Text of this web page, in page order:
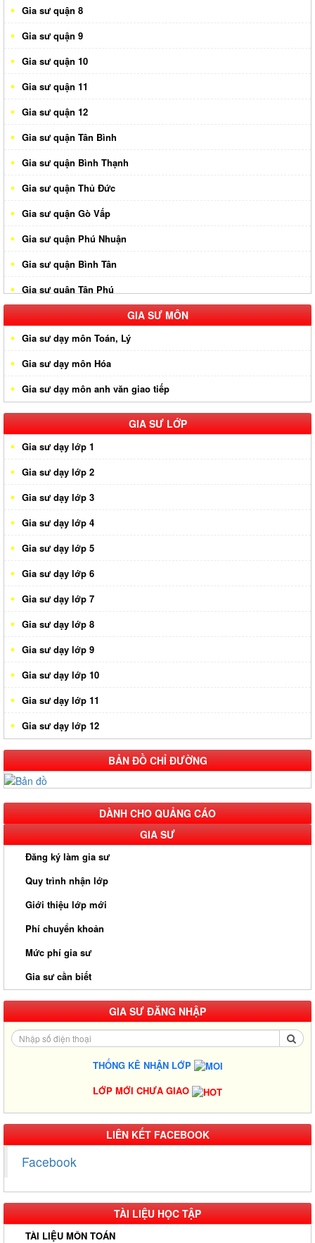
Gia sư quận 8
Gia sư quận 9
Gia sư quận 10
Gia sư quận 11
Gia sư quận 12
Gia sư quận Tân Bình
Gia sư quận Bình Thạnh
Gia sư quận Thủ Đức
Gia sư quận Gò Vấp
Gia sư quận Phú Nhuận
Gia sư quận Bình Tân
Gia sư quận Tân Phú
Gia sư huyện Hóc Môn
Gia sư huyện Cần Giờ
Gia sư huyên Bình Chánh
Gia sư huyện Nhà Bè
Gia sư huyện Củ Chi
GIA SƯ MÔN
Gia sư dạy môn Toán, Lý
Gia sư dạy môn Hóa
Gia sư dạy môn anh văn giao tiếp
GIA SƯ LỚP
Gia sư dạy lớp 1
Gia sư dạy lớp 2
Gia sư dạy lớp 3
Gia sư dạy lớp 4
Gia sư dạy lớp 5
Gia sư dạy lớp 6
Gia sư dạy lớp 7
Gia sư dạy lớp 8
Gia sư dạy lớp 9
Gia sư dạy lớp 10
Gia sư dạy lớp 11
Gia sư dạy lớp 12
BẢN ĐỒ CHỈ ĐƯỜNG
DÀNH CHO QUẢNG CÁO
GIA SƯ
Đăng ký làm gia sư
Quy trình nhận lớp
Giới thiệu lớp mới
Phí chuyển khoản
Mức phí gia sư
Gia sư cần biết
GIA SƯ ĐĂNG NHẬP
THỐNG KÊ NHẬN LỚP
LỚP MỚI CHƯA GIAO
LIÊN KẾT FACEBOOK
Facebook
TÀI LIỆU HỌC TẬP
TÀI LIỆU MÔN TOÁN
Gia Sư Luyện Thi IELTS Cấp Tốc - Lộ Trình Đạt Band 6.0-8.0
Trong 2-4 Tháng
Gia sư luyện thi TOEIC - Phương pháp đạt 900+ điểm nhanh nhất
Gia Sư Piano Cho Trẻ Em Tại HCM
Kinh Nghiệm Đi Gia Sư Cho Sinh Viên: Hướng Dẫn Chi Tiết Từ A-
Z Cho Người Mới